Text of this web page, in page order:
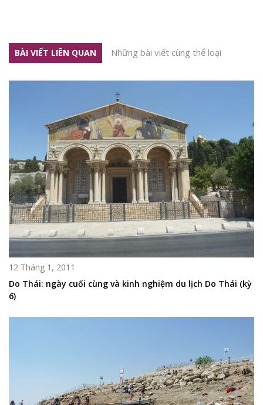
BÀI VIẾT LIÊN QUAN Những bài viết cùng thể loại
12 Tháng 1, 2011
Do Thái: ngày cuối cùng và kinh nghiệm du lịch Do Thái (kỳ
6)